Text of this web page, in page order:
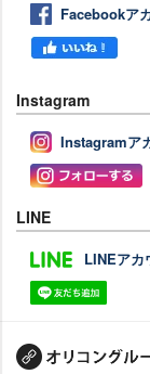
Facebookア
Instagram
Instagramア
LINE
LINEアカ